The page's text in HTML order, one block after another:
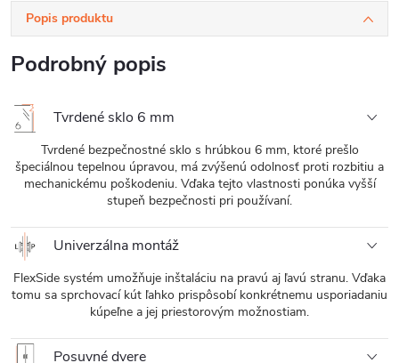
Popis produktu
Podrobný popis
Tvrdené sklo 6 mm
Tvrdené bezpečnostné sklo s hrúbkou 6 mm, ktoré prešlo
špeciálnou tepelnou úpravou, má zvýšenú odolnosť proti rozbitiu a
mechanickému poškodeniu. Vďaka tejto vlastnosti ponúka vyšší
stupeň bezpečnosti pri používaní.
Univerzálna montáž
FlexSide systém umožňuje inštaláciu na pravú aj ľavú stranu. Vďaka
tomu sa sprchovací kút ľahko prispôsobí konkrétnemu usporiadaniu
kúpeľne a jej priestorovým možnostiam.
Posuvné dvere